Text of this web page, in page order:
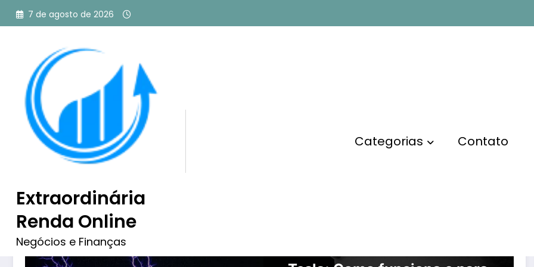
Pular
para
7 de agosto de 2026
Extraordinária
Renda Online
Negócios e Finanças
Categorias Contato
Tag: bobina de tesla